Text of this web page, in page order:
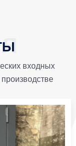
входных